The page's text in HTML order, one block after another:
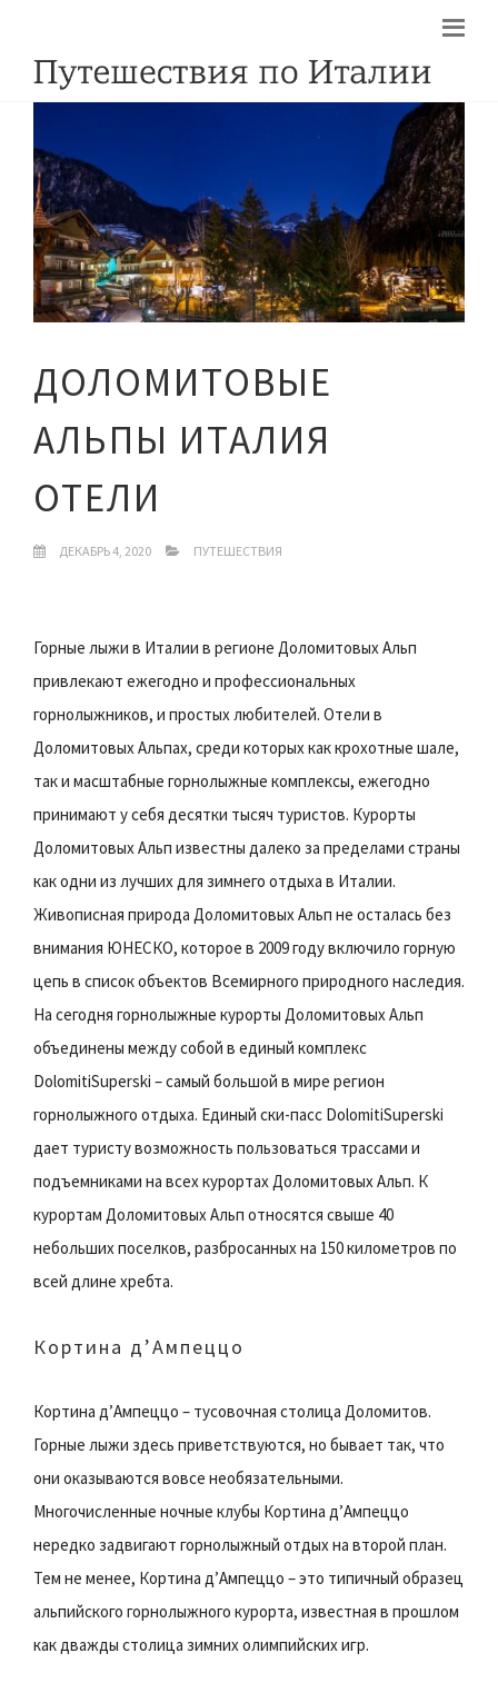
ДОЛОМИТОВЫЕ
АЛЬПЫ ИТАЛИЯ
ОТЕЛИ
ДЕКАБРЬ 4, 2020 ПУТЕШЕСТВИЯ
Горные лыжи в Италии в регионе Доломитовых Альп
привлекают ежегодно и профессиональных
горнолыжников, и простых любителей. Отели в
Доломитовых Альпах, среди которых как крохотные шале,
так и масштабные горнолыжные комплексы, ежегодно
принимают у себя десятки тысяч туристов. Курорты
Доломитовых Альп известны далеко за пределами страны
как одни из лучших для зимнего отдыха в Италии.
Живописная природа Доломитовых Альп не осталась без
внимания ЮНЕСКО, которое в 2009 году включило горную
цепь в список объектов Всемирного природного наследия.
На сегодня горнолыжные курорты Доломитовых Альп
объединены между собой в единый комплекс
DolomitiSuperski – самый большой в мире регион
горнолыжного отдыха. Единый ски-пасс DolomitiSuperski
дает туристу возможность пользоваться трассами и
подъемниками на всех курортах Доломитовых Альп. К
курортам Доломитовых Альп относятся свыше 40
небольших поселков, разбросанных на 150 километров по
всей длине хребта.
Кортина д’Ампеццо
Кортина д’Ампеццо – тусовочная столица Доломитов.
Горные лыжи здесь приветствуются, но бывает так, что
они оказываются вовсе необязательными.
Многочисленные ночные клубы Кортина д’Ампеццо
нередко задвигают горнолыжный отдых на второй план.
Тем не менее, Кортина д’Ампеццо – это типичный образец
альпийского горнолыжного курорта, известная в прошлом
как дважды столица зимних олимпийских игр.